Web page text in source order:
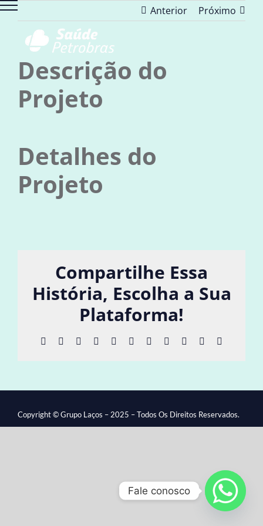
Ir
para
conteúdo
Anterior Próximo
Descrição do
Projeto
Detalhes do
Projeto
Compartilhe Essa
História, Escolha a Sua
Plataforma!
Facebook Reddit LinkedInWhatsAppTelegram
TumblrPinterest Xing
Copyright © Grupo Laços – 2025 – Todos Os Direitos Reservados.
Fale conosco